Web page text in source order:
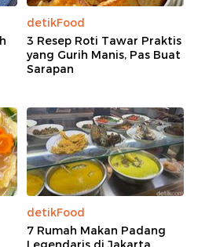
detikFood
3 Resep Roti Tawar Praktis
yang Gurih Manis, Pas Buat
Sarapan
detikFood
7 Rumah Makan Padang